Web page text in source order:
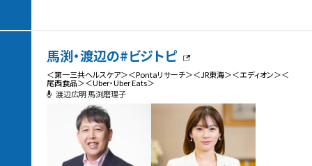
馬渕・渡辺の#ビジトピ
＜第一三共ヘルスケア＞＜Pontaリサーチ＞＜JR東海＞＜エディオン＞＜
尾西食品＞＜Uber・Uber Eats＞
渡辺広明 馬渕磨理子